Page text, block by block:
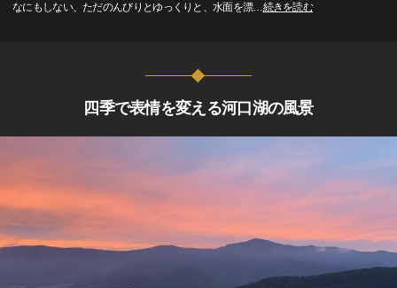
なにもしない、ただのんびりとゆっくりと、水面を漂…続きを読む
四季で表情を変える河口湖の風景